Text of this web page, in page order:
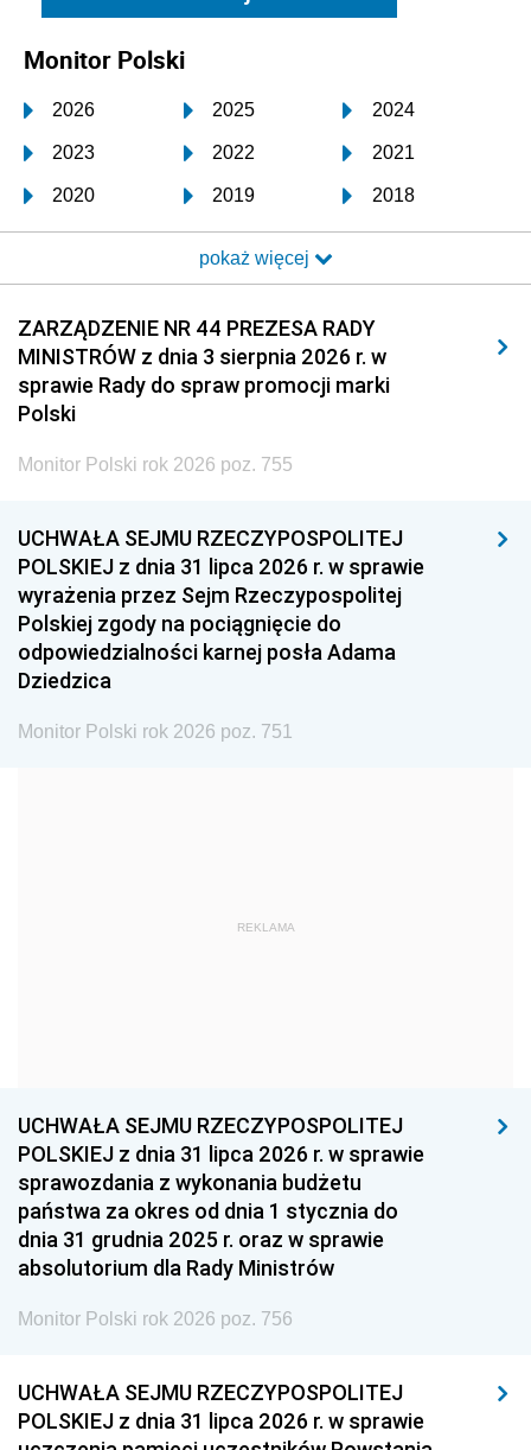
Monitor Polski
2026 2025 2024
2023 2022 2021
2020 2019 2018
2017 2016 2015
2014 2013 2012
2011 2010 2009
2008 2007 2006
2005
1996 1995 1994
1993 1992 1991
1990 1989
1987 1986 1985
1968
1954 1953 1952
1951 1950
1948 1947 1946
1939 1938
pokaż więcej
ZARZĄDZENIE NR 44 PREZESA RADY
MINISTRÓW z dnia 3 sierpnia 2026 r. w
sprawie Rady do spraw promocji marki
Polski
Monitor Polski rok 2026 poz. 755
UCHWAŁA SEJMU RZECZYPOSPOLITEJ
POLSKIEJ z dnia 31 lipca 2026 r. w sprawie
wyrażenia przez Sejm Rzeczypospolitej
Polskiej zgody na pociągnięcie do
odpowiedzialności karnej posła Adama
Dziedzica
Monitor Polski rok 2026 poz. 751
REKLAMA
UCHWAŁA SEJMU RZECZYPOSPOLITEJ
POLSKIEJ z dnia 31 lipca 2026 r. w sprawie
sprawozdania z wykonania budżetu
państwa za okres od dnia 1 stycznia do
dnia 31 grudnia 2025 r. oraz w sprawie
absolutorium dla Rady Ministrów
Monitor Polski rok 2026 poz. 756
UCHWAŁA SEJMU RZECZYPOSPOLITEJ
POLSKIEJ z dnia 31 lipca 2026 r. w sprawie